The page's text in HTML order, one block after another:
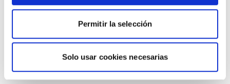
Permitir la selección
Solo usar cookies necesarias